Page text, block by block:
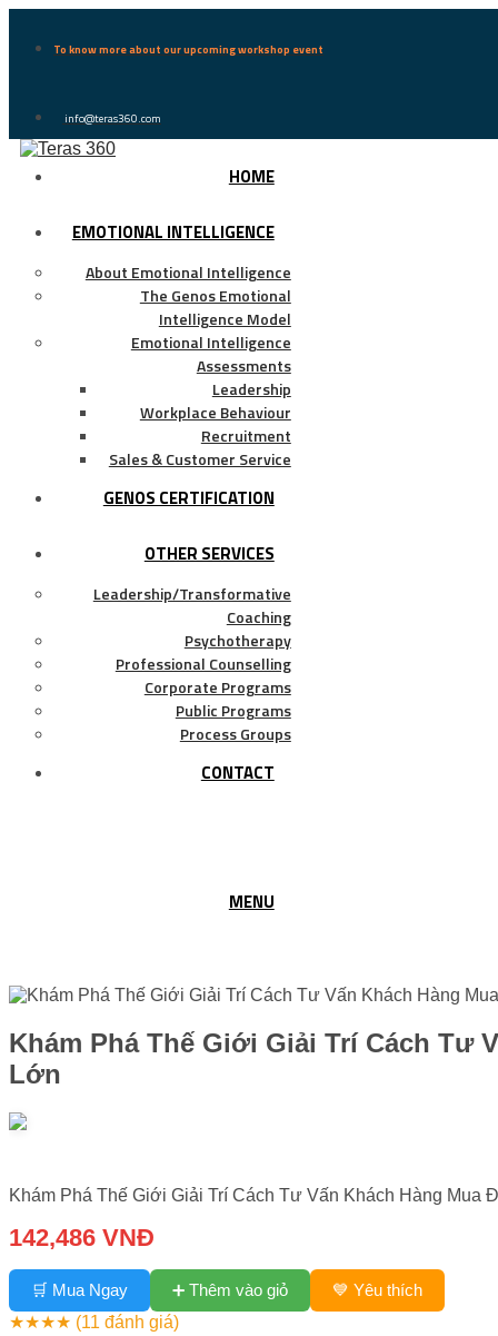
To know more about our upcoming workshop event
info@teras360.com
HOME
EMOTIONAL INTELLIGENCE
About Emotional Intelligence
The Genos Emotional
Intelligence Model
Emotional Intelligence
Assessments
Leadership
Workplace Behaviour
Recruitment
Sales & Customer Service
GENOS CERTIFICATION
OTHER SERVICES
Leadership/Transformative
Coaching
Psychotherapy
Professional Counselling
Corporate Programs
Public Programs
Process Groups
CONTACT
MENU
Khám Phá Thế Giới Giải Trí Cách Tư
Lớn
Khám Phá Thế Giới Giải Trí Cách Tư Vấn Khách Hàng Mua
142,486 VNĐ
🛒 Mua Ngay ➕ Thêm vào giỏ
💙 Yêu thích
★★★★ (11 đánh giá)